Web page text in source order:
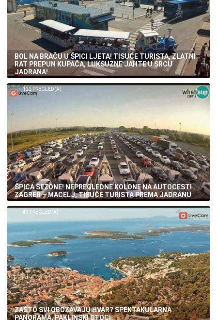
BOL NA BRAČU U ŠPICI LJETA! TISUĆE TURISTA, ZLATNI
RAT PREPUN KUPAČA, LUKSUZNE JAHTE U SRCU
JADRANA!
ŠPICA SEZONE! NEPREGLEDNE KOLONE NA AUTOCESTI
ZAGREB – MACELJ, TISUĆE TURISTA PREMA JADRANU
41 PREGLED(A)